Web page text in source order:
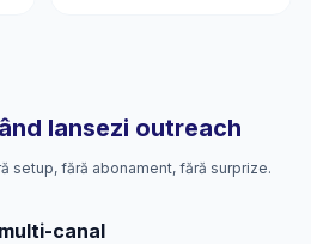
lansezi outreach
setup, fără abonament, fără surprize.
canal